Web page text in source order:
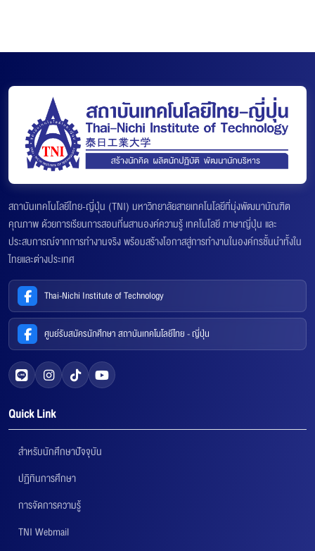
สถาบันเทคโนโลยีไทย-ญี่ปุ่น (TNI) มหาวิทยาลัยสายเทคโนโลยีที่มุ่งพัฒนาบัณฑิต
คุณภาพ ด้วยการเรียนการสอนที่ผสานองค์ความรู้ เทคโนโลยี ภาษาญี่ปุ่น และ
ประสบการณ์จากการทำงานจริง พร้อมสร้างโอกาสสู่การทำงานในองค์กรชั้นนำทั้งใน
ไทยและต่างประเทศ
Thai-Nichi Institute of Technology
ศูนย์รับสมัครนักศึกษา สถาบันเทคโนโลยีไทย - ญี่ปุ่น
Quick Link
สำหรับนักศึกษาปัจจุบัน
ปฏิทินการศึกษา
การจัดการความรู้
TNI Webmail